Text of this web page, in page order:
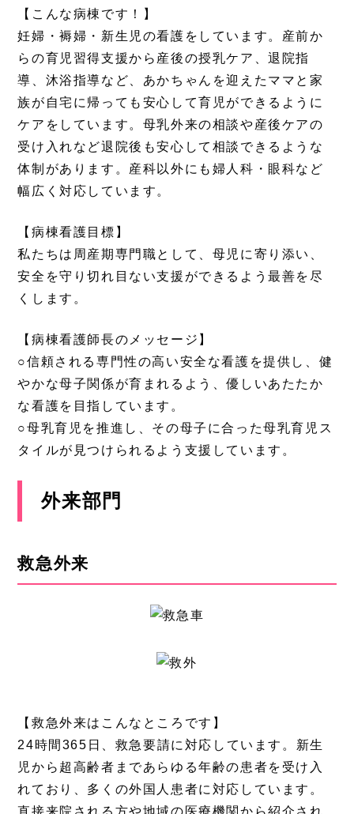
【こんな病棟です！】
妊婦・褥婦・新生児の看護をしています。産前か
らの育児習得支援から産後の授乳ケア、退院指
導、沐浴指導など、あかちゃんを迎えたママと家
族が自宅に帰っても安心して育児ができるように
ケアをしています。母乳外来の相談や産後ケアの
受け入れなど退院後も安心して相談できるような
体制があります。産科以外にも婦人科・眼科など
幅広く対応しています。
【病棟看護目標】
私たちは周産期専門職として、母児に寄り添い、
安全を守り切れ目ない支援ができるよう最善を尽
くします。
【病棟看護師長のメッセージ】
○信頼される専門性の高い安全な看護を提供し、健
やかな母子関係が育まれるよう、優しいあたたか
な看護を目指しています。
○母乳育児を推進し、その母子に合った母乳育児ス
タイルが見つけられるよう支援しています。
外来部門
救急外来
【救急外来はこんなところです】
24時間365日、救急要請に対応しています。新生
児から超高齢者まであらゆる年齢の患者を受け入
れており、多くの外国人患者に対応しています。
直接来院される方や地域の医療機関から紹介され